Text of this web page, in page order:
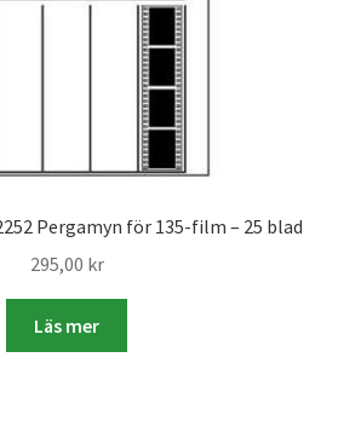
Pergamyn för 135-film – 25 blad
295,00 kr
Läs mer